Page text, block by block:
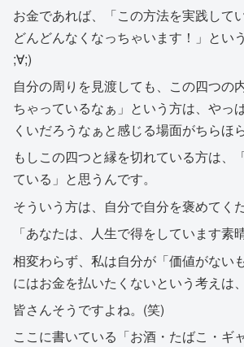
お金であれば、「この方法を実践して
どんどんなくなっちゃいます！」とい
;∀;)
自分の周りを見渡しても、この四つの
ちゃっているなぁ」という方は、やっ
くいだろうなぁと感じる場面がちらほ
もしこの四つと縁を切れている方は、
ている」と思うんです。
そういう方は、自分で自分を褒めてく
「あなたは、人生で得をしています素
相変わらず、私は自分が「価値がない
にはお金を払いたくないという考えは
皆さんそうですよね。(笑)
ここに書いている「お酒・たばこ・ギ